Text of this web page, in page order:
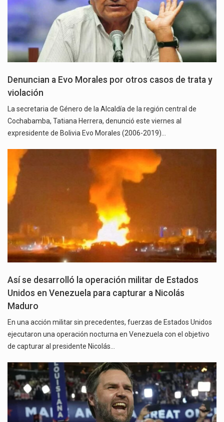
Denuncian a Evo Morales por otros casos de trata y
violación
La secretaria de Género de la Alcaldía de la región central de
Cochabamba, Tatiana Herrera, denunció este viernes al
expresidente de Bolivia Evo Morales (2006-2019)…
Así se desarrolló la operación militar de Estados
Unidos en Venezuela para capturar a Nicolás
Maduro
En una acción militar sin precedentes, fuerzas de Estados Unidos
ejecutaron una operación nocturna en Venezuela con el objetivo
de capturar al presidente Nicolás…